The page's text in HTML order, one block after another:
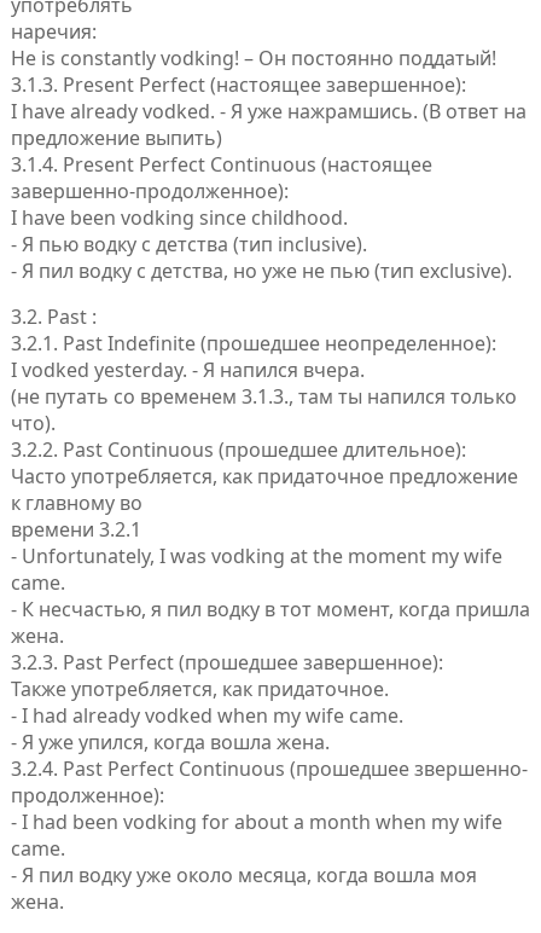
наречия:
He is constantly vodking! – Он постоянно поддатый!
3.1.3. Present Perfect (настоящее завершенное):
I have already vodked. - Я уже нажрамшись. (В ответ на
предложение выпить)
3.1.4. Present Perfect Continuous (настоящее
завершенно-продолженное):
I have been vodking since childhood.
- Я пью водку с детства (тип inclusive).
- Я пил водку с детства, но уже не пью (тип exclusive).
3.2. Past :
3.2.1. Past Indefinite (прошедшее неопределенное):
I vodked yesterday. - Я напился вчера.
(не путать со временем 3.1.3., там ты напился только
что).
3.2.2. Past Continuous (прошедшее длительное):
Часто употребляется, как придаточное предложение
к главному во
времени 3.2.1
- Unfortunately, I was vodking at the moment my wife
came.
- К несчастью, я пил водку в тот момент, когда пришла
жена.
3.2.3. Past Perfect (прошедшее завершенное):
Также употребляется, как придаточное.
- I had already vodked when my wife came.
- Я уже упился, когда вошла жена.
3.2.4. Past Perfect Continuous (прошедшее звершенно-
продолженное):
- I had been vodking for about a month when my wife
came.
- Я пил водку уже около месяца, когда вошла моя
жена.